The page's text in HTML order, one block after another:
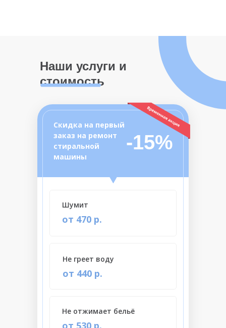
Наши услуги и
стоимость
Скидка на первый
заказ на ремонт
стиральной
машины
-15%
от 470 р.
Шумит
от 440 р.
Не греет воду
от 530 р.
Не отжимает бельё